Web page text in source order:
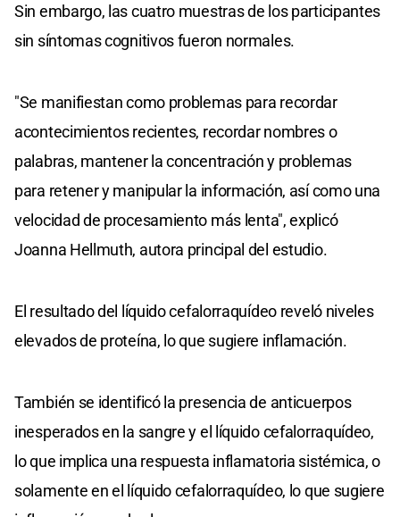
Sin embargo, las cuatro muestras de los participantes
sin síntomas cognitivos fueron normales.
"Se manifiestan como problemas para recordar
acontecimientos recientes, recordar nombres o
palabras, mantener la concentración y problemas
para retener y manipular la información, así como una
velocidad de procesamiento más lenta", explicó
Joanna Hellmuth, autora principal del estudio.
El resultado del líquido cefalorraquídeo reveló niveles
elevados de proteína, lo que sugiere inflamación.
También se identificó la presencia de anticuerpos
inesperados en la sangre y el líquido cefalorraquídeo,
lo que implica una respuesta inflamatoria sistémica, o
solamente en el líquido cefalorraquídeo, lo que sugiere